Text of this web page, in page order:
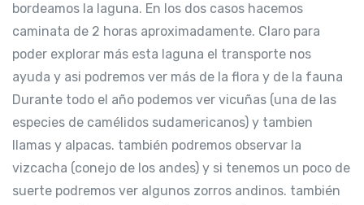
bordeamos la laguna. En los dos casos hacemos
caminata de 2 horas aproximadamente. Claro para
poder explorar más esta laguna el transporte nos
ayuda y asi podremos ver más de la flora y de la fauna
Durante todo el año podemos ver vicuñas (una de las
especies de camélidos sudamericanos) y tambien
llamas y alpacas. también podremos observar la
vizcacha (conejo de los andes) y si tenemos un poco de
suerte podremos ver algunos zorros andinos. también